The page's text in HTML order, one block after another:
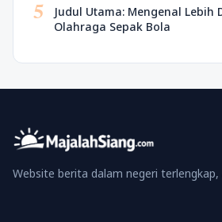
5
Judul Utama: Mengenal Lebih
Olahraga Sepak Bola
Website berita dalam negeri